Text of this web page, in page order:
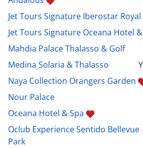
Jet Tours Signature Iberostar
Jet Tours Signature Oceana Hotel
Mahdia Palace Thalasso & Golf
Medina Solaria & Thalasso
Naya Collection Orangers Garden
Nour Palace
Oceana Hotel & Spa
Oclub Experience Sentido Bellevue
Park